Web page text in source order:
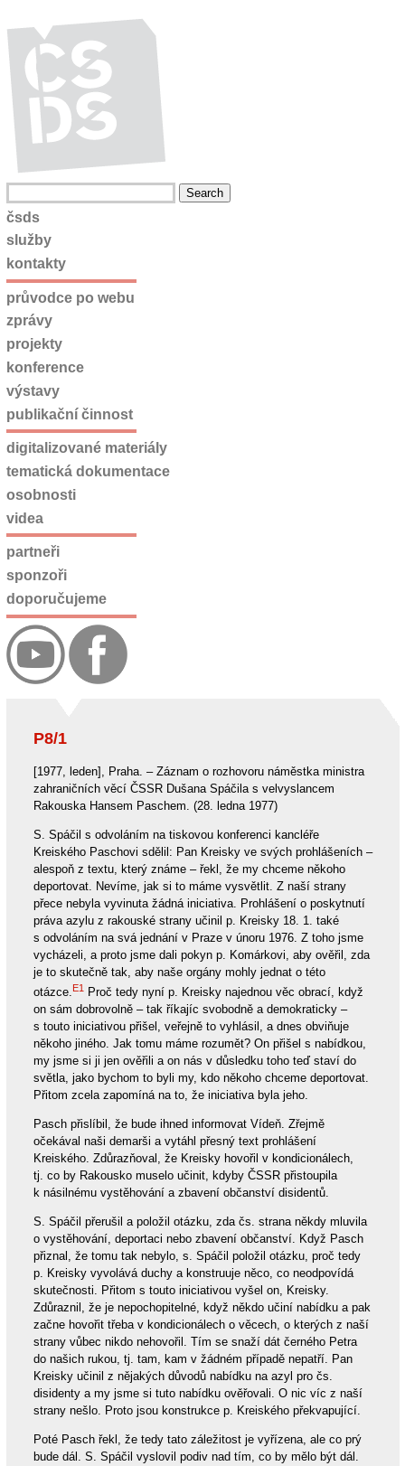
P8/1
[1977, leden], Praha. – Záznam o rozhovoru náměstka ministra
zahraničních věcí ČSSR Dušana Spáčila s velvyslancem
Rakouska Hansem Paschem. (28. ledna 1977)
S. Spáčil s odvoláním na tiskovou konferenci kancléře
Kreiského Paschovi sdělil: Pan Kreisky ve svých prohlášeních –
alespoň z textu, který známe – řekl, že my chceme někoho
deportovat. Nevíme, jak si to máme vysvětlit. Z naší strany
přece nebyla vyvinuta žádná iniciativa. Prohlášení o poskytnutí
práva azylu z rakouské strany učinil p. Kreisky 18. 1. také
s odvoláním na svá jednání v Praze v únoru 1976. Z toho jsme
vycházeli, a proto jsme dali pokyn p. Komárkovi, aby ověřil, zda
je to skutečně tak, aby naše orgány mohly jednat o této
otázce.E1Proč tedy nyní p. Kreisky najednou věc obrací, když
on sám dobrovolně – tak říkajíc svobodně a demokraticky –
s touto iniciativou přišel, veřejně to vyhlásil, a dnes obviňuje
někoho jiného. Jak tomu máme rozumět? On přišel s nabídkou,
my jsme si ji jen ověřili a on nás v důsledku toho teď staví do
světla, jako bychom to byli my, kdo někoho chceme deportovat.
Přitom zcela zapomíná na to, že iniciativa byla jeho.
Pasch přislíbil, že bude ihned informovat Vídeň. Zřejmě
očekával naši demarši a vytáhl přesný text prohlášení
Kreiského. Zdůrazňoval, že Kreisky hovořil v kondicionálech,
tj. co by Rakousko muselo učinit, kdyby ČSSR přistoupila
k násilnému vystěhování a zbavení občanství disidentů.
S. Spáčil přerušil a položil otázku, zda čs. strana někdy mluvila
o vystěhování, deportaci nebo zbavení občanství. Když Pasch
přiznal, že tomu tak nebylo, s. Spáčil položil otázku, proč tedy
p. Kreisky vyvolává duchy a konstruuje něco, co neodpovídá
skutečnosti. Přitom s touto iniciativou vyšel on, Kreisky.
Zdůraznil, že je nepochopitelné, když někdo učiní nabídku a pak
začne hovořit třeba v kondicionálech o věcech, o kterých z naší
strany vůbec nikdo nehovořil. Tím se snaží dát černého Petra
do našich rukou, tj. tam, kam v žádném případě nepatří. Pan
Kreisky učinil z nějakých důvodů nabídku na azyl pro čs.
disidenty a my jsme si tuto nabídku ověřovali. O nic víc z naší
strany nešlo. Proto jsou konstrukce p. Kreiského překvapující.
Poté Pasch řekl, že tedy tato záležitost je vyřízena, ale co prý
bude dál. S. Spáčil vyslovil podiv nad tím, co by mělo být dál.
čsds
služby
kontakty
průvodce po webu
zprávy
projekty
konference
výstavy
publikační činnost
digitalizované materiály
tematická dokumentace
osobnosti
videa
partneři
sponzoři
doporučujeme